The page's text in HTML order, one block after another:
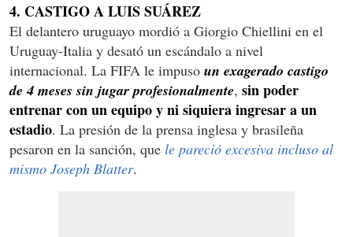
4. CASTIGO A LUIS SUÁREZ
El delantero uruguayo mordió a Giorgio Chiellini en el
Uruguay-Italia y desató un escándalo a nivel
internacional. La FIFA le impuso un exagerado castigo
de 4 meses sin jugar profesionalmente, sin poder
entrenar con un equipo y ni siquiera ingresar a un
estadio. La presión de la prensa inglesa y brasileña
pesaron en la sanción, que le pareció excesiva incluso al
mismo Joseph Blatter.